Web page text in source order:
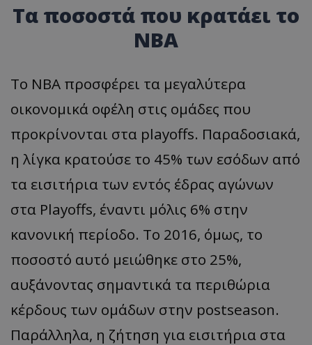
Τα ποσοστά που κρατάει το
ΝΒΑ
Το NBA προσφέρει τα μεγαλύτερα
οικονομικά οφέλη στις ομάδες που
προκρίνονται στα playoffs. Παραδοσιακά,
η λίγκα κρατούσε το 45% των εσόδων από
τα εισιτήρια των εντός έδρας αγώνων
στα Playoffs, έναντι μόλις 6% στην
κανονική περίοδο. Το 2016, όμως, το
ποσοστό αυτό μειώθηκε στο 25%,
αυξάνοντας σημαντικά τα περιθώρια
κέρδους των ομάδων στην postseason.
Παράλληλα, η ζήτηση για εισιτήρια στα